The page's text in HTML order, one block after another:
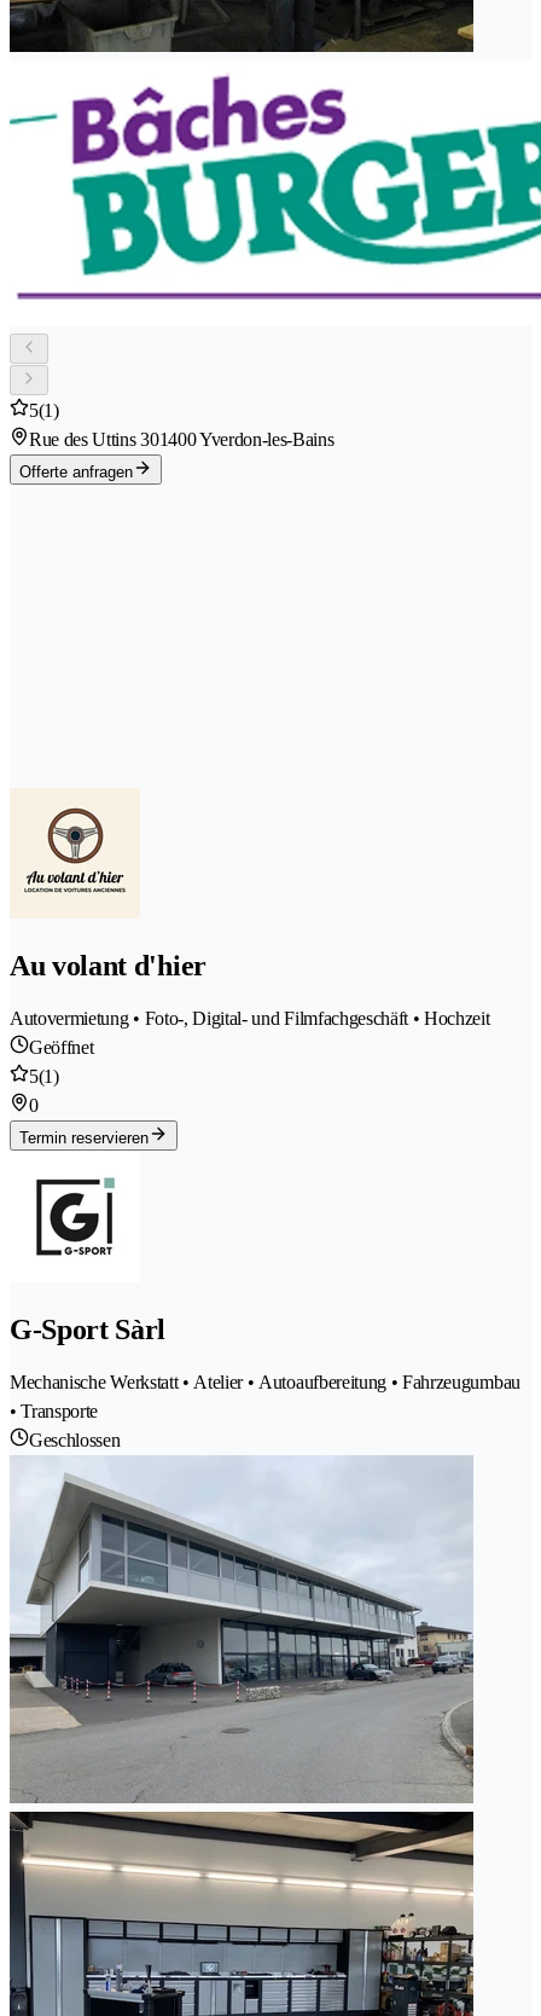
5(1)
Rue des Uttins 301400 Yverdon-les-Bains
Offerte anfragen
Au volant d'hier
Autovermietung • Foto-, Digital- und Filmfachgeschäft • Hochzeit
Geöffnet
5(1)
0
Termin reservieren
G-Sport Sàrl
Mechanische Werkstatt • Atelier • Autoaufbereitung • Fahrzeugumbau
• Transporte
Geschlossen